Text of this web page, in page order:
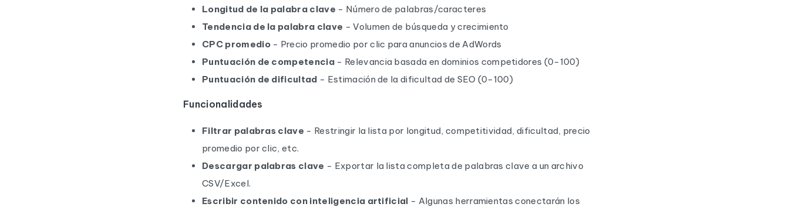
Longitud de la palabra clave - Número de palabras/caracteres
Tendencia de la palabra clave - Volumen de búsqueda y crecimiento
CPC promedio- Precio promedio por clic para anuncios de AdWords
Puntuación de competencia - Relevancia basada en dominios competidores (0-100)
Puntuación de dificultad - Estimación de la dificultad de SEO (0-100)
Funcionalidades
Filtrar palabras clave - Restringir la lista por longitud, competitividad, dificultad, precio
promedio por clic, etc.
Descargar palabras clave - Exportar la lista completa de palabras clave a un archivo
CSV/Excel.
Escribir contenido con inteligencia artificial - Algunas herramientas conectarán los